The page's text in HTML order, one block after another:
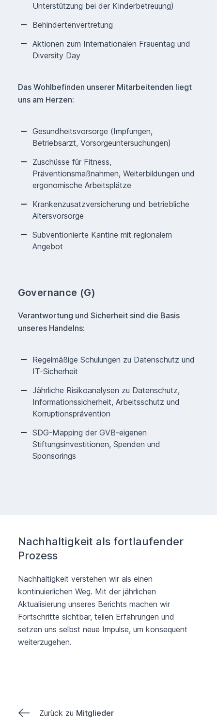
Unterstützung bei der Kinderbetreuung)
Behindertenvertretung
Aktionen zum Internationalen Frauentag und
Diversity Day
Das Wohlbefinden unserer Mitarbeitenden liegt
uns am Herzen:
Gesundheitsvorsorge (Impfungen,
Betriebsarzt, Vorsorgeuntersuchungen)
Zuschüsse für Fitness,
Präventionsmaßnahmen, Weiterbildungen und
ergonomische Arbeitsplätze
Krankenzusatzversicherung und betriebliche
Altersvorsorge
Subventionierte Kantine mit regionalem
Angebot
Governance (G)
Verantwortung und Sicherheit sind die Basis
unseres Handelns:
Regelmäßige Schulungen zu Datenschutz und
IT-Sicherheit
Jährliche Risikoanalysen zu Datenschutz,
Informationssicherheit, Arbeitsschutz und
Korruptionsprävention
SDG-Mapping der GVB-eigenen
Stiftungsinvestitionen, Spenden und
Sponsorings
Nachhaltigkeit als fortlaufender
Prozess
Nachhaltigkeit verstehen wir als einen
kontinuierlichen Weg. Mit der jährlichen
Aktualisierung unseres Berichts machen wir
Fortschritte sichtbar, teilen Erfahrungen und
setzen uns selbst neue Impulse, um konsequent
weiterzugehen.
Zurück zu Mitglieder